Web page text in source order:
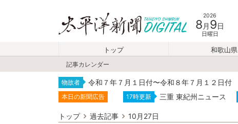
2026
8 月 9日
日曜日
トップ 和歌山県
記事カレンダー
物故者 令和７年７月１日付〜令和８年７月１２日付
本日の新聞広告 17時更新 三重 東紀州ニュース
トップ 過去記事
10月27日